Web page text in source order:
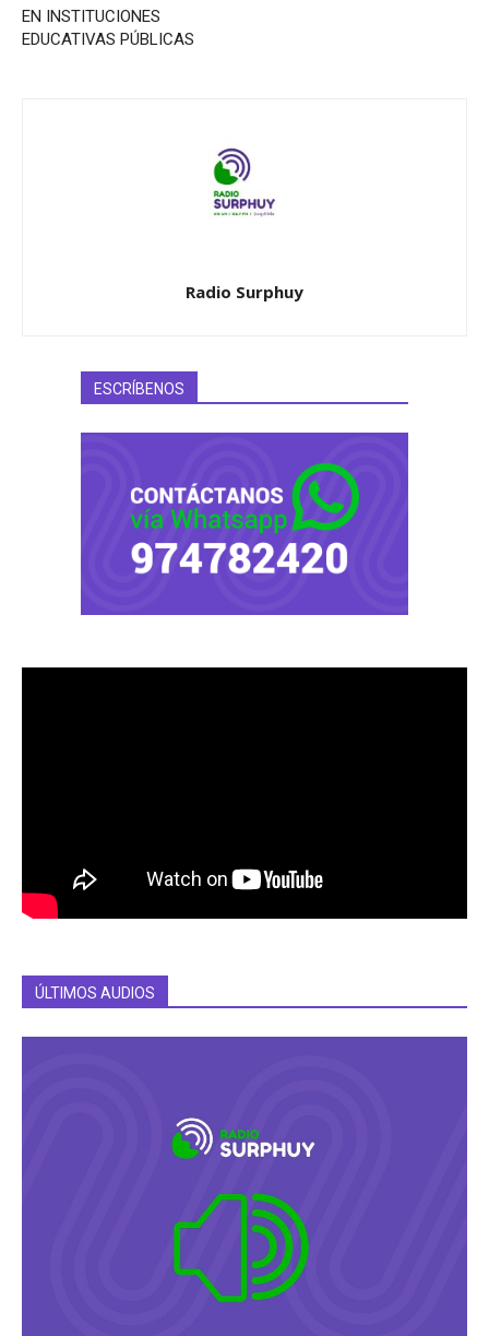
EN INSTITUCIONES
EDUCATIVAS PÚBLICAS
Radio Surphuy
ESCRÍBENOS
ÚLTIMOS AUDIOS